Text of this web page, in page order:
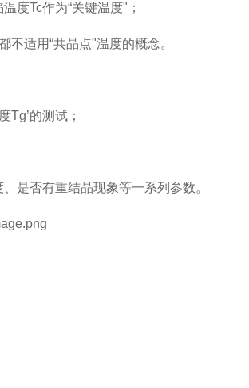
温度Tc作为“关键温度" ；
不适用“共晶点"温度的概念。
Tg’的测试；
是否有重结晶现象等一系列参数。